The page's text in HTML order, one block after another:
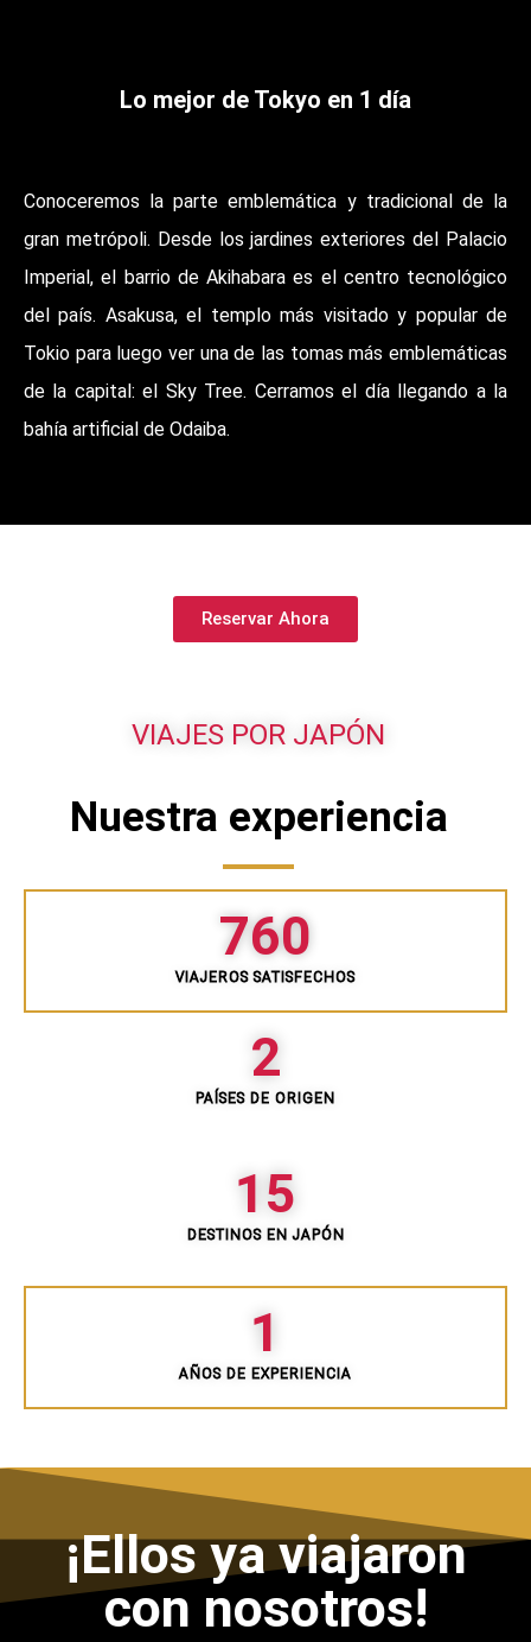
Lo mejor de Tokyo en 1 día
Conoceremos la parte emblemática y tradicional de la
gran metrópoli. Desde los jardines exteriores del Palacio
Imperial, el barrio de Akihabara es el centro tecnológico
del país. Asakusa, el templo más visitado y popular de
Tokio para luego ver una de las tomas más emblemáticas
de la capital: el Sky Tree. Cerramos el día llegando a la
bahía artificial de Odaiba.
Reservar Ahora
VIAJES POR JAPÓN
Nuestra experiencia
VIAJEROS SATISFECHOS
760
PAÍSES DE ORIGEN
2
DESTINOS EN JAPÓN
15
AÑOS DE EXPERIENCIA
1
¡Ellos ya viajaron
con nosotros!